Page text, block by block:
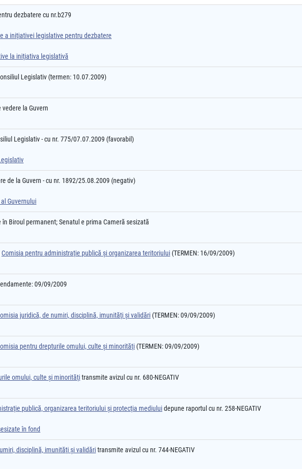
dezbatere cu nr.b279
a iniţiativei legislative pentru dezbatere
la iniţiativa legislativă
Legislativ (termen: 10.07.2009)
la Guvern
Legislativ - cu nr. 775/07.07.2009 (favorabil)
de la Guvern - cu nr. 1892/25.08.2009 (negativ)
Guvernului
în Biroul permanent; Senatul e prima Cameră sesizată
Comisia pentru administraţie publică şi organizarea teritoriului (TERMEN: 16/09/2009)
09/09/2009
juridică, de numiri, disciplină, imunităţi şi validări (TERMEN: 09/09/2009)
pentru drepturile omului, culte şi minorităţi (TERMEN: 09/09/2009)
omului, culte şi minorităţitransmite avizul cu nr. 680-NEGATIV
publică, organizarea teritoriului şi protecţia mediuluidepune raportul cu nr. 258-NEGATIV
în fond
disciplină, imunităţi şi validăritransmite avizul cu nr. 744-NEGATIV